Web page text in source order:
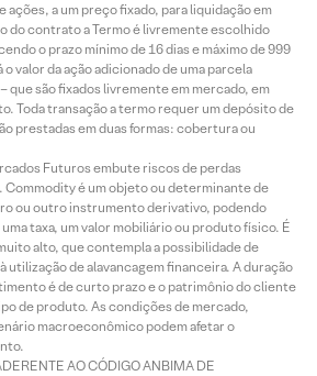
a um preço fixado, para liquidação em
do contrato a Termo é livremente escolhido
o prazo mínimo de 16 dias e máximo de 999
valor da ação adicionado de uma parcela
que são fixados livremente em mercado, em
Toda transação a termo requer um depósito de
prestadas em duas formas: cobertura ou
Futuros embute riscos de perdas
é um objeto ou determinante de
ou outro instrumento derivativo, podendo
taxa, um valor mobiliário ou produto físico. É
alto, que contempla a possibilidade de
utilização de alavancagem financeira. A duração
é de curto prazo e o patrimônio do cliente
de produto. As condições de mercado,
macroeconômico podem afetar o
AO CÓDIGO ANBIMA DE